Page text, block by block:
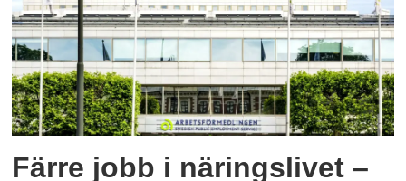
Färre jobb i näringslivet –